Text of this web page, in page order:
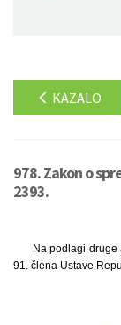
KAZALO
978. Zakon o
2393.
Na podlagi
91. člena Ustave